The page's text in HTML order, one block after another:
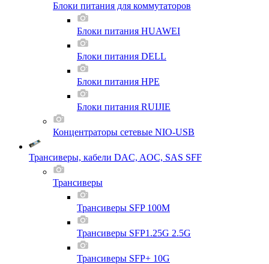
Блоки питания для коммутаторов
Блоки питания HUAWEI
Блоки питания DELL
Блоки питания HPE
Блоки питания RUIJIE
Концентраторы сетевые NIO-USB
Трансиверы, кабели DAC, AOC, SAS SFF
Трансиверы
Трансиверы SFP 100M
Трансиверы SFP1.25G 2.5G
Трансиверы SFP+ 10G